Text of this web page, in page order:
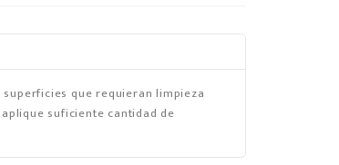
que requieran limpieza
suficiente cantidad de